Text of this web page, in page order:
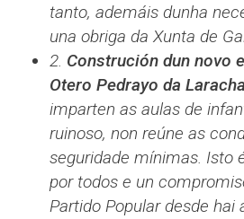
tanto, ademáis dunha
una obriga da Xunta de
2. Construción dun novo
Otero Pedrayo da Laracha
imparten as aulas de
ruinoso, non reúne as
seguridade mínimas. Isto
por todos e un
Partido Popular desde hai